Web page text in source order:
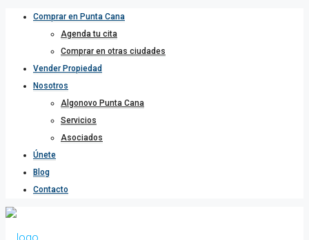
Comprar en Punta Cana
Agenda tu cita
Comprar en otras ciudades
Vender Propiedad
Nosotros
Algonovo Punta Cana
Servicios
Asociados
Únete
Blog
Contacto